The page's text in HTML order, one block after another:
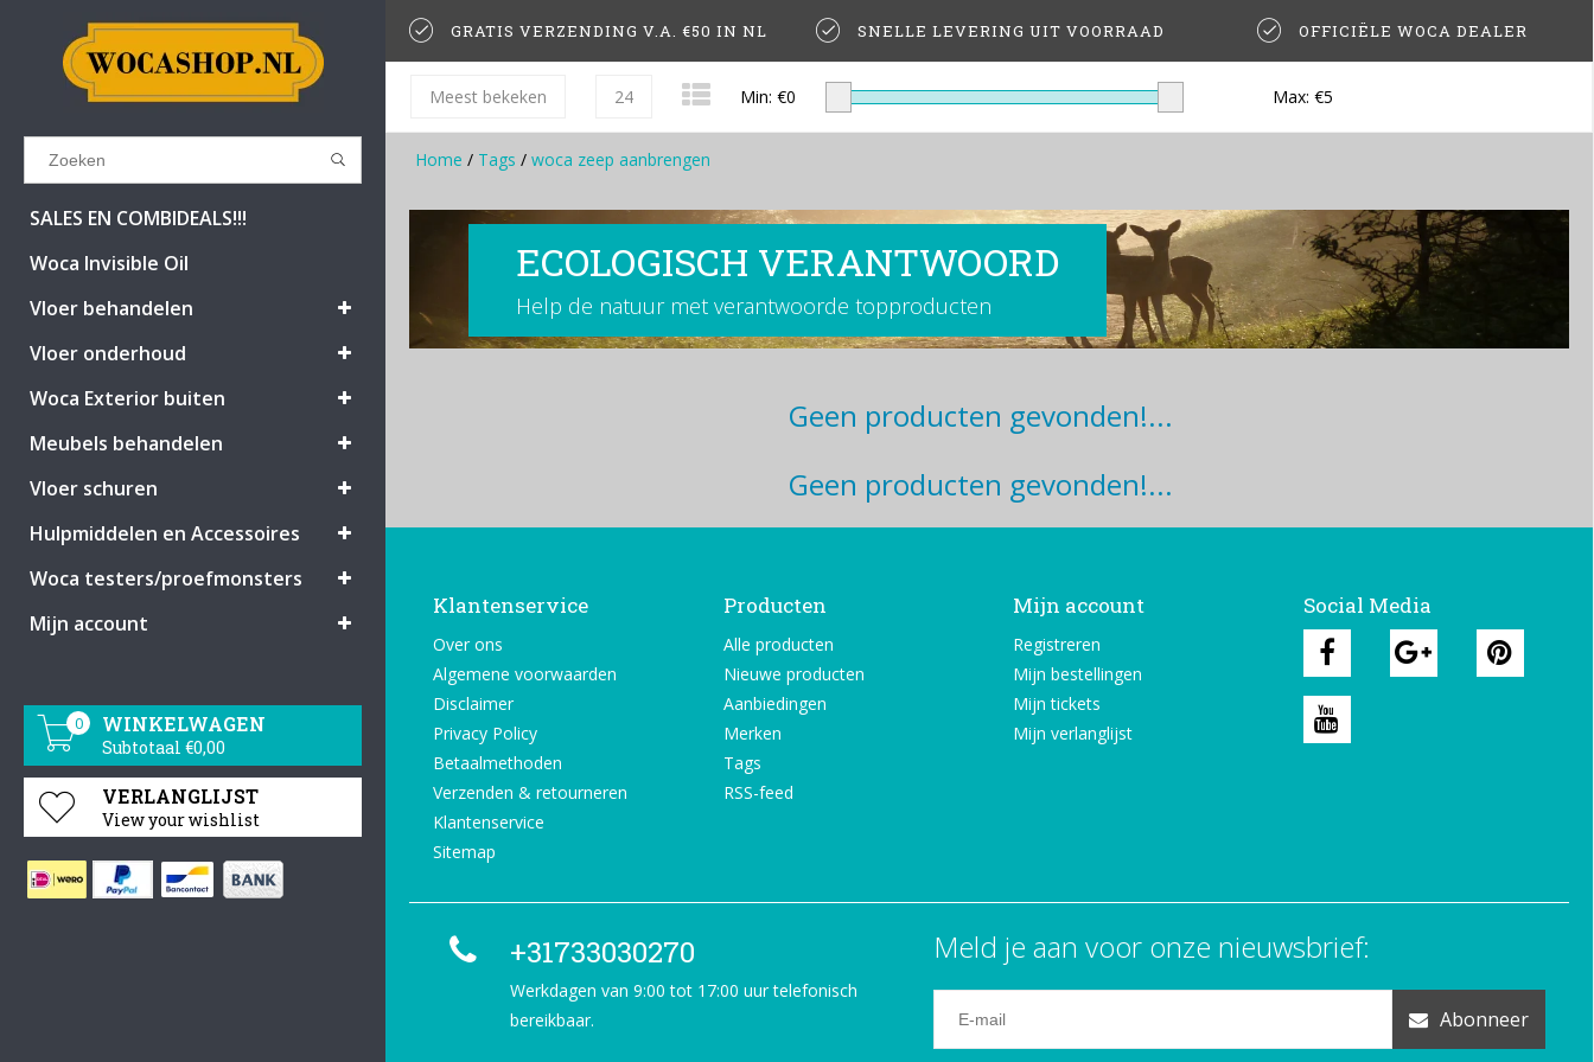
Results found
BEKIJK ALLE RESULTATEN
GA TERUG
SALES EN COMBIDEALS!!!
Woca Invisible Oil
Vloer behandelen
Vloer onderhoud
Woca Exterior buiten
Meubels behandelen
Vloer schuren
Hulpmiddelen en Accessoires
Woca testers/proefmonsters
Mijn account
0 WINKELWAGEN
Subtotaal €0,00
VERLANGLIJST
View your wishlist
GRATIS VERZENDING V.A. €50 IN NL SNELLE LEVERING UIT VOORRAAD OFFICIËLE WOCA DEALER
Meest bekeken 24 Min: €0 Max: €5
Home / Tags / woca zeep aanbrengen
ECOLOGISCH VERANTWOORD
Help de natuur met verantwoorde topproducten
Geen producten gevonden!...
Geen producten gevonden!...
Klantenservice
Over ons
Algemene voorwaarden
Disclaimer
Privacy Policy
Betaalmethoden
Verzenden & retourneren
Klantenservice
Sitemap
Producten
Alle producten
Nieuwe producten
Aanbiedingen
Merken
Tags
RSS-feed
Mijn account
Registreren
Mijn bestellingen
Mijn tickets
Mijn verlanglijst
Social Media
+31733030270
Werkdagen van 9:00 tot 17:00 uur telefonisch
bereikbaar.
Meld je aan voor onze nieuwsbrief:
Abonneer